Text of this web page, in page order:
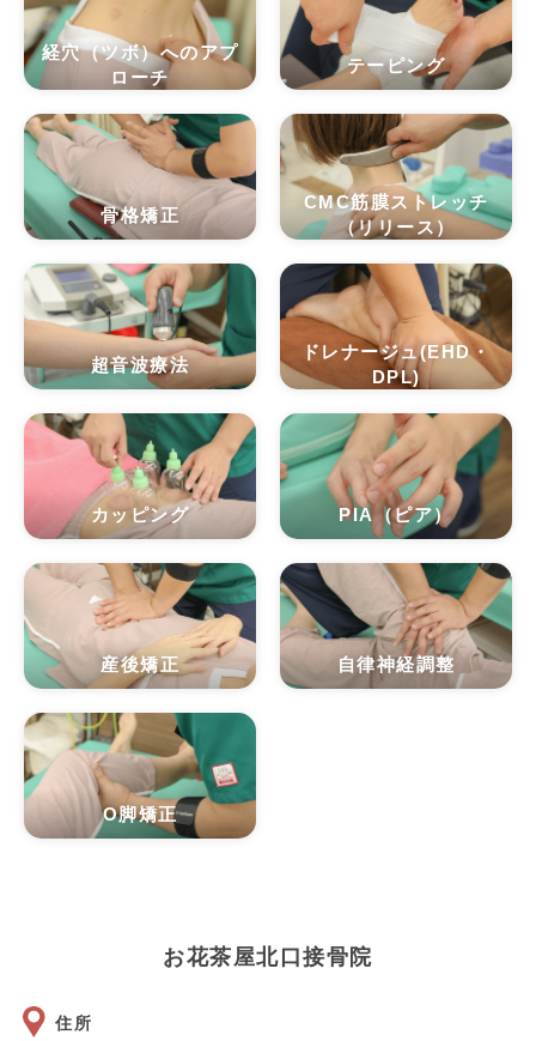
経穴（ツボ）へのアプ
ローチ
テーピング
骨格矯正
CMC筋膜ストレッチ
（リリース）
超音波療法
ドレナージュ(EHD・
DPL)
カッピング PIA（ピア）
産後矯正 自律神経調整
O脚矯正
お花茶屋北口接骨院
住所